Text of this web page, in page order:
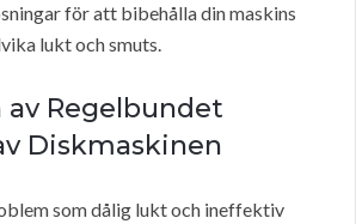
för att bibehålla din maskins
lukt och smuts.
av Regelbundet
Diskmaskinen
som dålig lukt och ineffektiv